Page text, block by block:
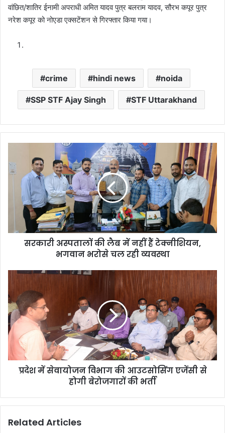
वांछित/शातिर ईनामी अपराधी अमित यादव पुत्र बलराम यादव, सौरभ कपूर पुत्र
नरेश कपूर को नोएडा एक्सटेंशन से गिरफ्तार किया गया।
crime hindi news noida
SSP STF Ajay Singh STF Uttarakhand
की
टेक्नीशियन,
भगवान
व्यवस्था
सरकारी अस्पतालों की लैब में नहीं हैं टेक्नीशियन,
भगवान भरोसे चल रही व्यवस्था
प्रदेश
में
सेवायोजन
विभाग
की
आउटसोसिंग
एजेंसी
से
होगी
बेरोजगारों
प्रदेश में सेवायोजन विभाग की आउटसोसिंग एजेंसी से
होगी बेरोजगारों की भर्ती
Related Articles